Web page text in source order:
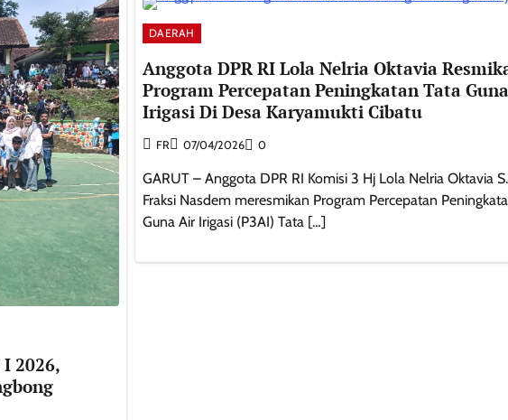
I 2026,
DAERAH
Anggota DPR RI Lola Nelria Oktavia
Program Percepatan Peningkatan Tata
Irigasi Di Desa Karyamukti Cibatu
FR 07/04/2026 0
GARUT – Anggota DPR RI Komisi 3 Hj Lola Nelria Oktavia
Fraksi Nasdem meresmikan Program Percepatan
Guna Air Irigasi (P3AI) Tata […]